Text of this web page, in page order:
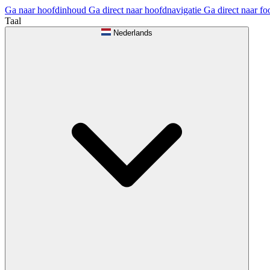
Ga naar hoofdinhoud Ga direct naar hoofdnavigatie Ga direct naar
Taal
Nederlands